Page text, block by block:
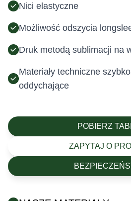
Nici elastyczne
Możliwość odszycia
Druk metodą sublimacji na
Materiały techniczne
oddychające
POBIERZ
ZAPYTAJ O